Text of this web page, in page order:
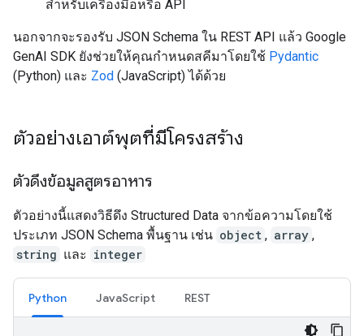
สำหรับเครื่องมือหรือ API
นอกจากจะรองรับ JSON Schema ใน REST API แล้ว Google
GenAI SDK ยังช่วยให้คุณกำหนดสคีมาโดยใช้ Pydantic
(Python) และ Zod (JavaScript) ได้ด้วย
ตัวอย่างเอาต์พุตที่มีโครงสร้าง
ตัวดึงข้อมูลสูตรอาหาร
ตัวอย่างนี้แสดงวิธีดึง Structured Data จากข้อความโดยใช้
ประเภท JSON Schema พื้นฐาน เช่น object , array ,
string และ integer
Python JavaScript REST